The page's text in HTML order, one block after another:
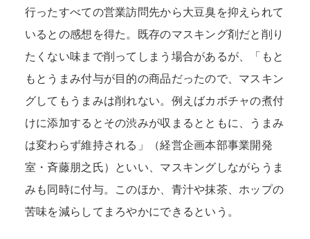
行ったすべての営業訪問先から大豆臭を抑えられて
いるとの感想を得た。既存のマスキング剤だと削り
たくない味まで削ってしまう場合があるが、「もと
もとうまみ付与が目的の商品だったので、マスキン
グしてもうまみは削れない。例えばカボチャの煮付
けに添加するとその渋みが収まるとともに、うまみ
は変わらず維持される」（経営企画本部事業開発
室・斉藤朋之氏）といい、マスキングしながらうま
みも同時に付与。このほか、青汁や抹茶、ホップの
苦味を減らしてまろやかにできるという。